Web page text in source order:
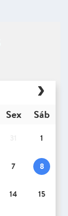
Sex Sáb
1
7 8
14 15